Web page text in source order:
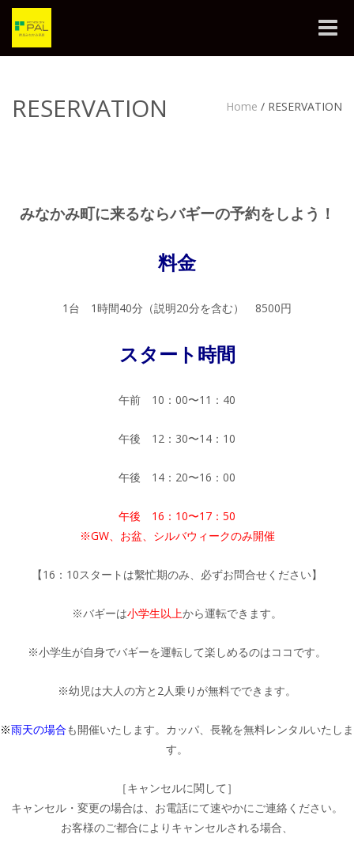
Toggle
RESERVATION Home / RESERVATION
みなかみ町に来るならバギーの予約をしよう！
料金
1台 1時間40分（説明20分を含む） 8500円
スタート時間
午前 10：00〜11：40
午後 12：30〜14：10
午後 14：20〜16：00
午後 16：10〜17：50
※GW、お盆、シルバウィークのみ開催
【16：10スタートは繫忙期のみ、必ずお問合せください】
※バギーは小学生以上から運転できます。
※小学生が自身でバギーを運転して楽しめるのはココです。
※幼児は大人の方と2人乗りが無料でできます。
※雨天の場合も開催いたします。カッパ、長靴を無料レンタルいたしま
す。
［キャンセルに関して］
キャンセル・変更の場合は、お電話にて速やかにご連絡ください。
お客様のご都合によりキャンセルされる場合、